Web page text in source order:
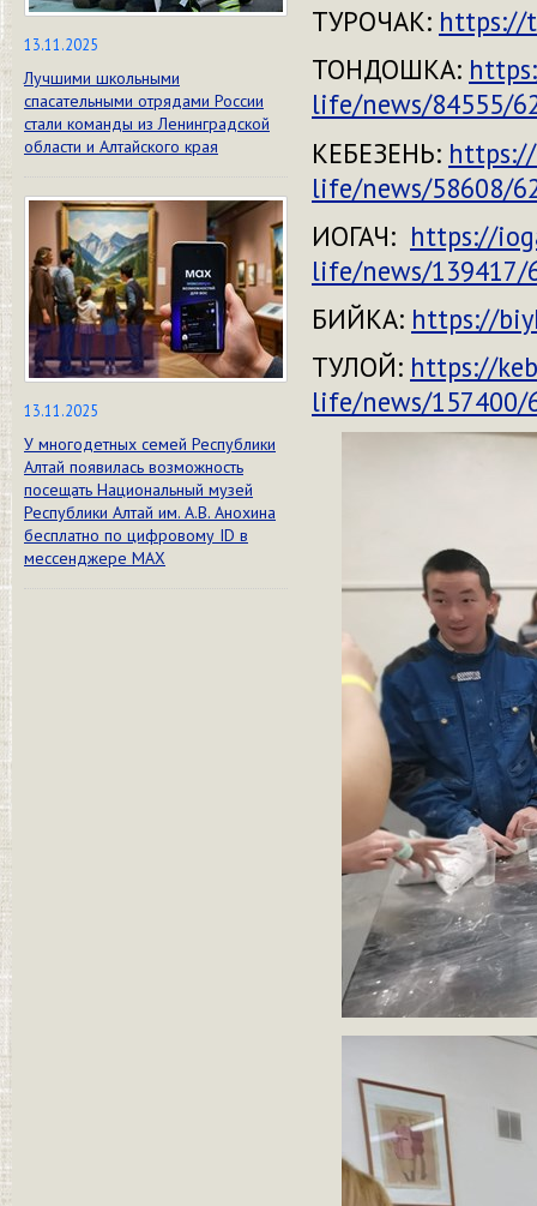
13.11.2025
Лучшими школьными
спасательными отрядами России
стали команды из Ленинградской
области и Алтайского края
13.11.2025
У многодетных семей Республики
Алтай появилась возможность
посещать Национальный музей
Республики Алтай им. А.В. Анохина
бесплатно по цифровому ID в
мессенджере МАХ
ТУРОЧАК: https://
ТОНДОШКА:
life/news/84555/
КЕБЕЗЕНЬ:
life/news/58608/
ИОГАЧ: https://
life/news/139417/
БИЙКА: https://
ТУЛОЙ: https://
life/news/157400/